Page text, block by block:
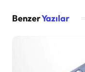
BenzerYazılar